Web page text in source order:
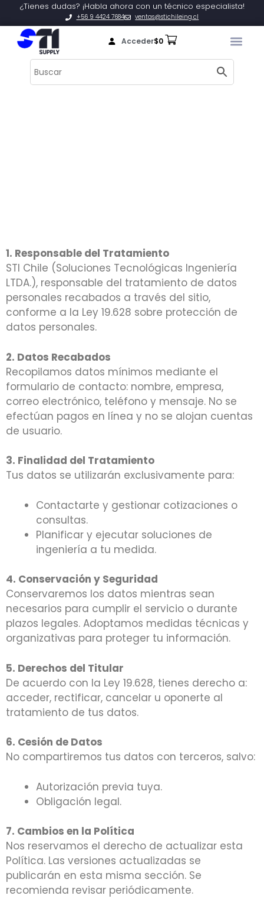
¿Tienes dudas? ¡Habla ahora con un técnico especialista!
+56 9 4424 7684 ventas@stichileing.cl
Acceder$0
1. Responsable del Tratamiento
STI Chile (Soluciones Tecnológicas Ingeniería
LTDA.), responsable del tratamiento de datos
personales recabados a través del sitio,
conforme a la Ley 19.628 sobre protección de
datos personales.
2. Datos Recabados
Recopilamos datos mínimos mediante el
formulario de contacto: nombre, empresa,
correo electrónico, teléfono y mensaje. No se
efectúan pagos en línea y no se alojan cuentas
de usuario.
3. Finalidad del Tratamiento
Tus datos se utilizarán exclusivamente para:
Contactarte y gestionar cotizaciones o
consultas.
Planificar y ejecutar soluciones de
ingeniería a tu medida.
4. Conservación y Seguridad
Conservaremos los datos mientras sean
necesarios para cumplir el servicio o durante
plazos legales. Adoptamos medidas técnicas y
organizativas para proteger tu información.
5. Derechos del Titular
De acuerdo con la Ley 19.628, tienes derecho a:
acceder, rectificar, cancelar u oponerte al
tratamiento de tus datos.
6. Cesión de Datos
No compartiremos tus datos con terceros, salvo:
Autorización previa tuya.
Obligación legal.
7. Cambios en la Política
Nos reservamos el derecho de actualizar esta
Política. Las versiones actualizadas se
publicarán en esta misma sección. Se
recomienda revisar periódicamente.